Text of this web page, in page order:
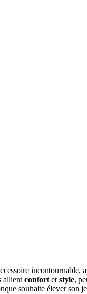
incontournable,
allientconfortetstyle,
souhaite élever son